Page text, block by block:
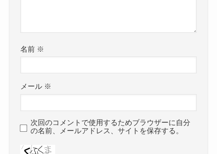
名前 ※
メール ※
次回のコメントで使用するためブラウザーに自分
の名前、メールアドレス、サイトを保存する。